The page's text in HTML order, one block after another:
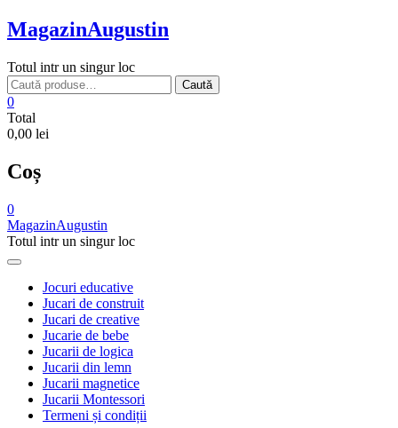
Skip
to
MagazinAugustin
Totul intr un singur loc
Caută
după:
Caută
0
Total
0,00 lei
Coș
0
MagazinAugustin
Totul intr un singur loc
Jocuri educative
Jucari de construit
Jucari de creative
Jucarie de bebe
Jucarii de logica
Jucarii din lemn
Jucarii magnetice
Jucarii Montessori
Termeni și condiții